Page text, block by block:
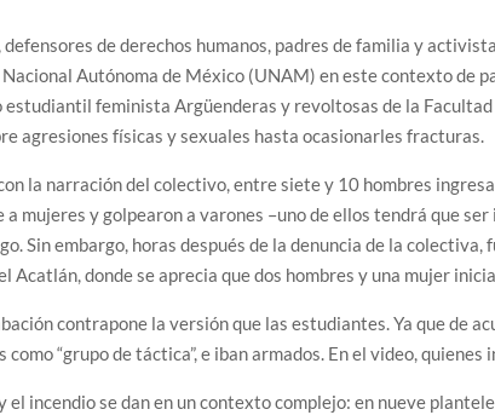
de derechos humanos, padres de familia y
Autónoma de México (UNAM) en este contexto de
feminista Argüenderas y revoltosas de la
agresiones físicas y sexuales hasta ocasionarles fracturas.
la narración del colectivo, entre siete y 10 hombres
a mujeres y golpearon a varones –uno de ellos tendrá que
Sin embargo, horas después de la denuncia de la
Acatlán, donde se aprecia que dos hombres y una mujer
contrapone la versión que las estudiantes. Ya que de
como “grupo de táctica”, e iban armados. En el video,
el incendio se dan en un contexto complejo: en nueve